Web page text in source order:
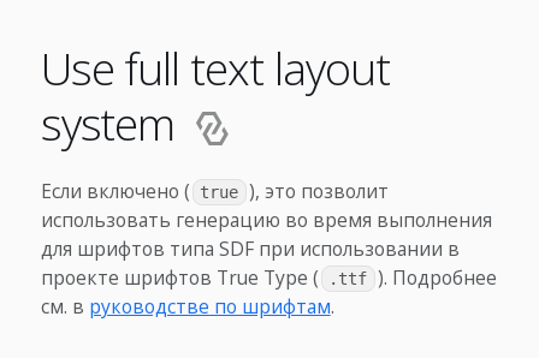
Use full text layout
system
Если включено ( true ), это позволит
использовать генерацию во время выполнения
для шрифтов типа SDF при использовании в
проекте шрифтов True Type (
.ttf ). Подробнее
см. в руководстве по шрифтам.